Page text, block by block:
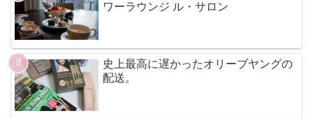
ワーラウンジ ル・サロン
史上最高に遅かったオリーブヤングの
配送。